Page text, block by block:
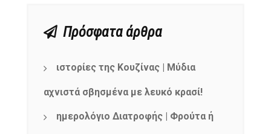
Πρόσφατα άρθρα
ιστορίες της Κουζίνας | Μύδια
αχνιστά σβησμένα με λευκό κρασί!
ημερολόγιο Διατροφής | Φρούτα ή